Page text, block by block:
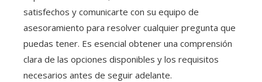
satisfechos y comunicarte con su equipo de
asesoramiento para resolver cualquier pregunta que
puedas tener. Es esencial obtener una comprensión
clara de las opciones disponibles y los requisitos
necesarios antes de seguir adelante.